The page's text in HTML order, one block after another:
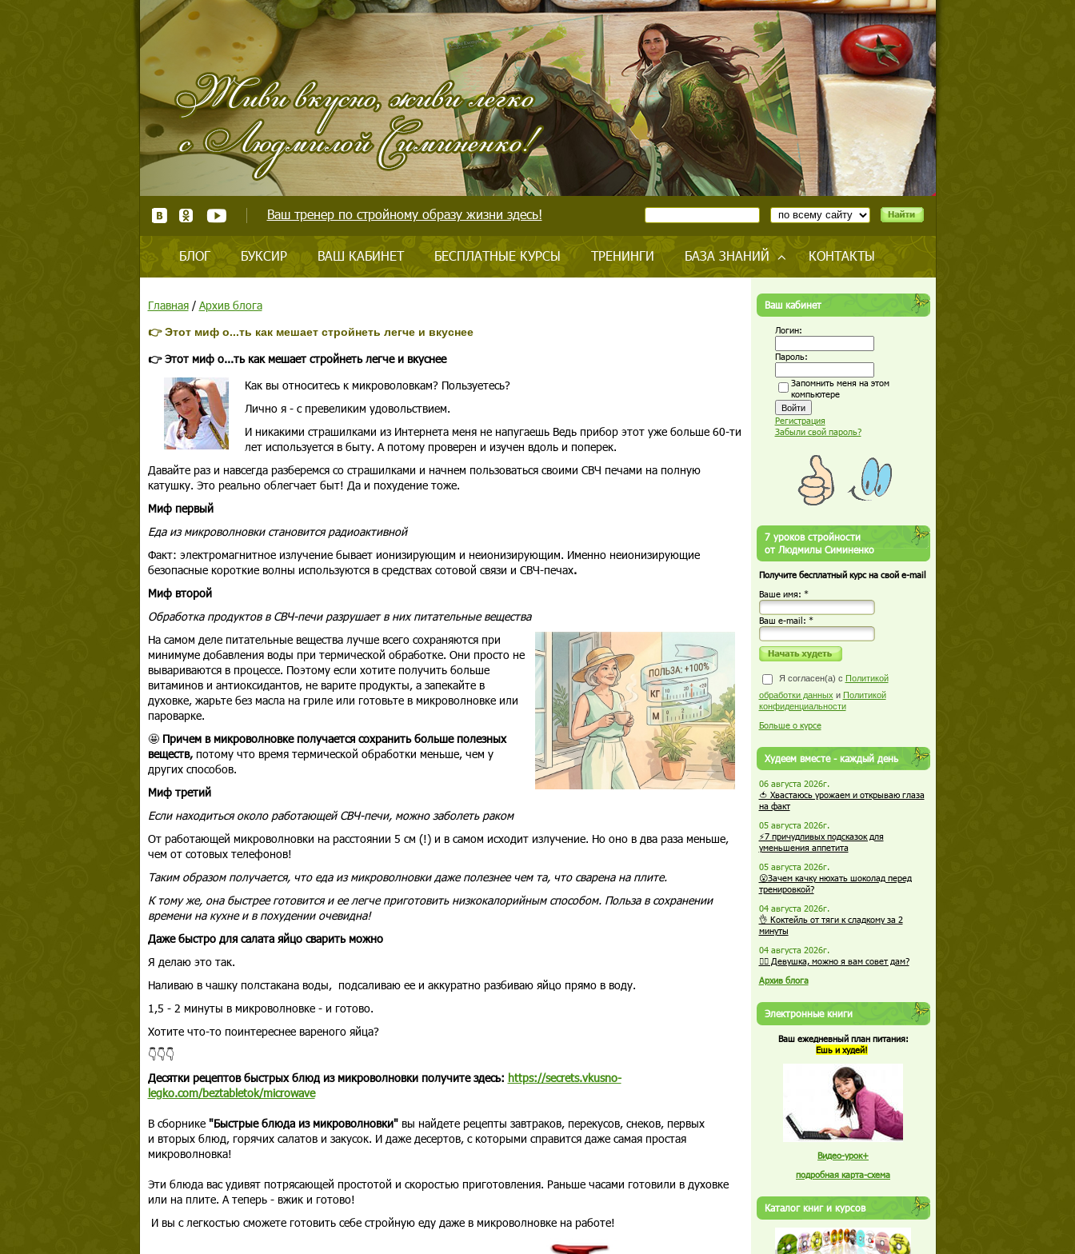
Ваш тренер по стройному образу жизни здесь!
БЛОГ БУКСИР ВАШ КАБИНЕТ БЕСПЛАТНЫЕ КУРСЫ ТРЕНИНГИ БАЗА ЗНАНИЙ КОНТАКТЫ
Главная/ Архив блога
👉 Этот миф о...ть как мешает стройнеть легче и вкуснее
👉 Этот миф о...ть как мешает стройнеть легче и вкуснее
Как вы относитесь к микроволовкам? Пользуетесь?
Лично я - с превеликим удовольствием.
И никакими страшилками из Интернета меня не напугаешь Ведь прибор этот уже больше 60-ти
лет используется в быту. А потому проверен и изучен вдоль и поперек.
Давайте раз и навсегда разберемся со страшилками и начнем пользоваться своими СВЧ печами на полную
катушку. Это реально облегчает быт! Да и похудение тоже.
Миф первый
Еда из микроволновки становится радиоактивной
Факт: электромагнитное излучение бывает ионизирующим и неионизирующим. Именно неионизирующие
безопасные короткие волны используются в средствах сотовой связи и СВЧ-печах.
Миф второй
Обработка продуктов в СВЧ-печи разрушает в них питательные вещества
На самом деле питательные вещества лучше всего сохраняются при
минимуме добавления воды при термической обработке. Они просто не
вывариваются в процессе. Поэтому если хотите получить больше
витаминов и антиоксидантов, не варите продукты, а запекайте в
духовке, жарьте без масла на гриле или готовьте в микроволновке или
пароварке.
🤩 Причем в микроволновке получается сохранить больше полезных
веществ, потому что время термической обработки меньше, чем у
других способов.
Миф третий
Если находиться около работающей СВЧ-печи, можно заболеть раком
От работающей микроволновки на расстоянии 5 см (!) и в самом исходит излучение. Но оно в два раза меньше,
чем от сотовых телефонов!
Таким образом получается, что еда из микроволновки даже полезнее чем та, что сварена на плите.
К тому же, она быстрее готовится и ее легче приготовить низкокалорийным способом. Польза в сохранении
времени на кухне и в похудении очевидна!
Даже быстро для салата яйцо сварить можно
Я делаю это так.
Наливаю в чашку полстакана воды, подсаливаю ее и аккуратно разбиваю яйцо прямо в воду.
1,5 - 2 минуты в микроволновке - и готово.
Хотите что-то поинтереснее вареного яйца?
👇👇👇
Десятки рецептов быстрых блюд из микроволновки получите здесь: https://secrets.vkusno-
legko.com/beztabletok/microwave
В сборнике "Быстрые блюда из микроволновки" вы найдете рецепты завтраков, перекусов, снеков, первых
и вторых блюд, горячих салатов и закусок. И даже десертов, с которыми справится даже самая простая
микроволновка!
Эти блюда вас удивят потрясающей простотой и скоростью приготовления. Раньше часами готовили в духовке
или на плите. А теперь - вжик и готово!
И вы с легкостью сможете готовить себе стройную еду даже в микроволновке на работе!
Ваш кабинет
Логин:
Пароль:
Запомнить меня на этом
компьютере
Регистрация
Забыли свой пароль?
7 уроков стройности
от Людмилы Симиненко
Получите бесплатный курс на свой e-mail
Ваше имя: *
Ваш е-mail: *
Я согласен(а) с Политикой
обработки данных и Политикой
конфиденциальности
Больше о курсе
Худеем вместе - каждый день
06 августа 2026г.
🍅 Хвастаюсь урожаем и открываю глаза
на факт
05 августа 2026г.
⚡7 причудливых подсказок для
уменьшения аппетита
05 августа 2026г.
😮Зачем качку нюхать шоколад перед
тренировкой?
04 августа 2026г.
👌 Коктейль от тяги к сладкому за 2
минуты
04 августа 2026г.
🏋️‍♀️ Девушка, можно я вам совет дам?
Архив блога
Электронные книги
Ваш ежедневный план питания:
Ешь и худей!
Видео-урок+
подробная карта-схема
Каталог книг и курсов